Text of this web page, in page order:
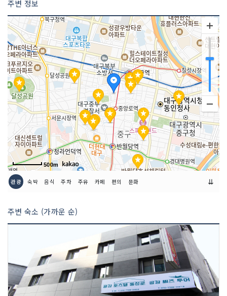
쉬는날 명절
판매 품목 신발
매장안내 환급서비스 제공방식 : 사후
주변 정보
500m
관광 숙박 음식 주차 주유 카페 편의 문화 ⇊
주변 숙소 (가까운 순)